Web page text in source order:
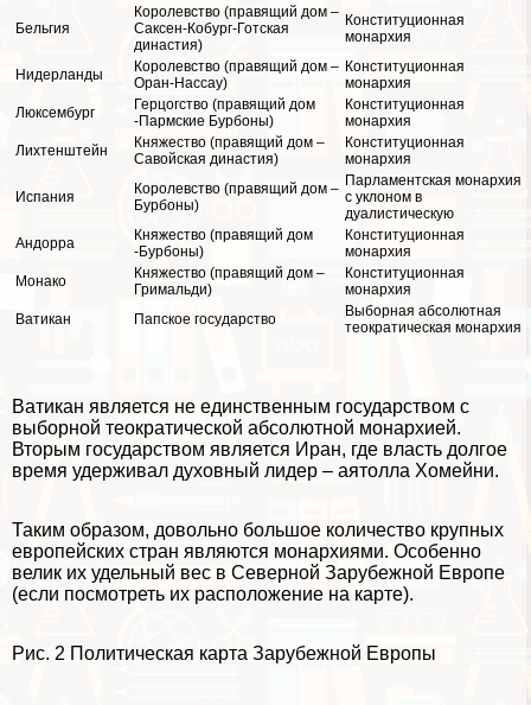
Бельгия
Королевство (правящий дом –
Саксен-Кобург-Готская
династия)
Конституционная
монархия
Нидерланды
Королевство (правящий дом –
Оран-Нассау)
Конституционная
монархия
Люксембург
Герцогство (правящий дом
-Пармские Бурбоны)
Конституционная
монархия
Лихтенштейн
Княжество (правящий дом –
Савойская династия)
Конституционная
монархия
Испания
Королевство (правящий дом –
Бурбоны)
Парламентская монархия
с уклоном в
дуалистическую
Андорра
Княжество (правящий дом
-Бурбоны)
Конституционная
монархия
Монако
Княжество (правящий дом –
Гримальди)
Конституционная
монархия
Ватикан
Папское государство
Выборная абсолютная
теократическая монархия
Ватикан является не единственным государством с
выборной теократической абсолютной монархией.
Вторым государством является Иран, где власть долгое
время удерживал духовный лидер – аятолла Хомейни.
Таким образом, довольно большое количество крупных
европейских стран являются монархиями. Особенно
велик их удельный вес в Северной Зарубежной Европе
(если посмотреть их расположение на карте).
Рис. 2 Политическая карта Зарубежной Европы